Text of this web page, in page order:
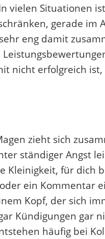
vielen Situationen
gerade im
eng damit
nicht erfolgreich
zieht sich
ständiger Angst
Kleinigkeit, für dich
ein Kommentar
Kopf, der sich
Kündigungen gar
häufig bei